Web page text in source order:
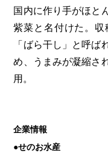
国内に作り手がほと
紫菜と名付けた。収
「ばら干し」と呼ば
め、うまみが凝縮さ
用。
企業情報
●せのお水産